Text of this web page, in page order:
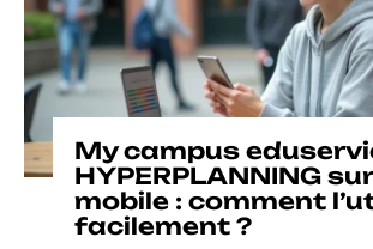
My campus
HYPERPLANNING sur
mobile : comment
facilement ?